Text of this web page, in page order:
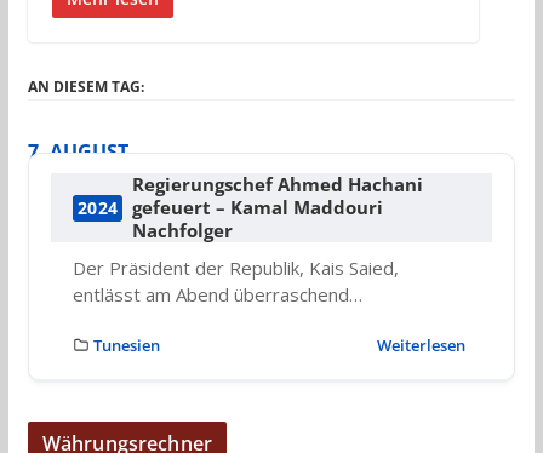
AN DIESEM TAG:
7. AUGUST
2024
Regierungschef Ahmed Hachani
gefeuert – Kamal Maddouri
Nachfolger
Der Präsident der Republik, Kais Saied,
entlässt am Abend überraschend…
Tunesien Weiterlesen
Währungsrechner